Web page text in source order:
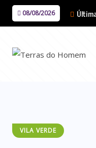
08/08/2026
VILA VERDE